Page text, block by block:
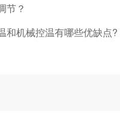
节？
和机械控温有哪些优缺点?